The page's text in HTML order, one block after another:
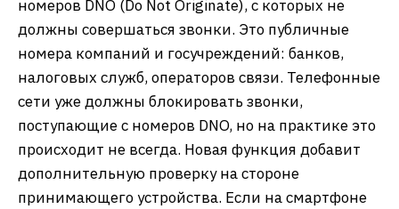
номеров DNO (Do Not Originate), с которых не
должны совершаться звонки. Это публичные
номера компаний и госучреждений: банков,
налоговых служб, операторов связи. Телефонные
сети уже должны блокировать звонки,
поступающие с номеров DNO, но на практике это
происходит не всегда. Новая функция добавит
дополнительную проверку на стороне
принимающего устройства. Если на смартфоне